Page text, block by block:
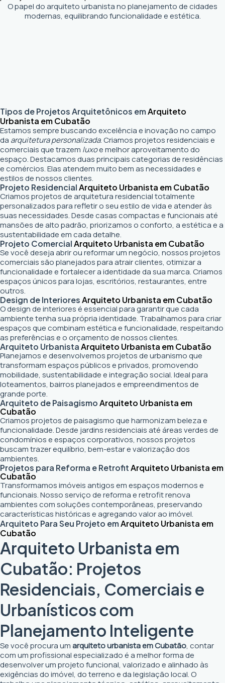
O papel do arquiteto urbanista no planejamento de cidades
modernas, equilibrando funcionalidade e estética.
Tipos de Projetos Arquitetônicos emArquiteto
Urbanista em Cubatão
Estamos sempre buscando excelência e inovação no campo
da arquitetura personalizada. Criamos projetos residenciais e
comerciais que trazem luxoe melhor aproveitamento do
espaço. Destacamos duas principais categorias de residências
e comércios. Elas atendem muito bem as necessidades e
estilos de nossos clientes.
Projeto ResidencialArquiteto Urbanista em Cubatão
Criamos projetos de arquitetura residencial totalmente
personalizados para refletir o seu estilo de vida e atender às
suas necessidades. Desde casas compactas e funcionais até
mansões de alto padrão, priorizamos o conforto, a estética e a
sustentabilidade em cada detalhe.
Projeto ComercialArquiteto Urbanista em Cubatão
Se você deseja abrir ou reformar um negócio, nossos projetos
comerciais são planejados para atrair clientes, otimizar a
funcionalidade e fortalecer a identidade da sua marca. Criamos
espaços únicos para lojas, escritórios, restaurantes, entre
outros.
Design de InterioresArquiteto Urbanista em Cubatão
O design de interiores é essencial para garantir que cada
ambiente tenha sua própria identidade. Trabalhamos para criar
espaços que combinam estética e funcionalidade, respeitando
as preferências e o orçamento de nossos clientes.
Arquiteto UrbanistaArquiteto Urbanista em Cubatão
Planejamos e desenvolvemos projetos de urbanismo que
transformam espaços públicos e privados, promovendo
mobilidade, sustentabilidade e integração social. Ideal para
loteamentos, bairros planejados e empreendimentos de
grande porte.
Arquiteto de PaisagismoArquiteto Urbanista em
Cubatão
Criamos projetos de paisagismo que harmonizam beleza e
funcionalidade. Desde jardins residenciais até áreas verdes de
condomínios e espaços corporativos, nossos projetos
buscam trazer equilíbrio, bem-estar e valorização dos
ambientes.
Projetos para Reforma e RetrofitArquiteto Urbanista em
Cubatão
Transformamos imóveis antigos em espaços modernos e
funcionais. Nosso serviço de reforma e retrofit renova
ambientes com soluções contemporâneas, preservando
características históricas e agregando valor ao imóvel.
Arquiteto Para Seu Projeto emArquiteto Urbanista em
Cubatão
Arquiteto Urbanista em
Cubatão: Projetos
Residenciais, Comerciais e
Urbanísticos com
Planejamento Inteligente
Se você procura umarquiteto urbanista em Cubatão, contar
com um profissional especializado é a melhor forma de
desenvolver um projeto funcional, valorizado e alinhado às
exigências do imóvel, do terreno e da legislação local. O